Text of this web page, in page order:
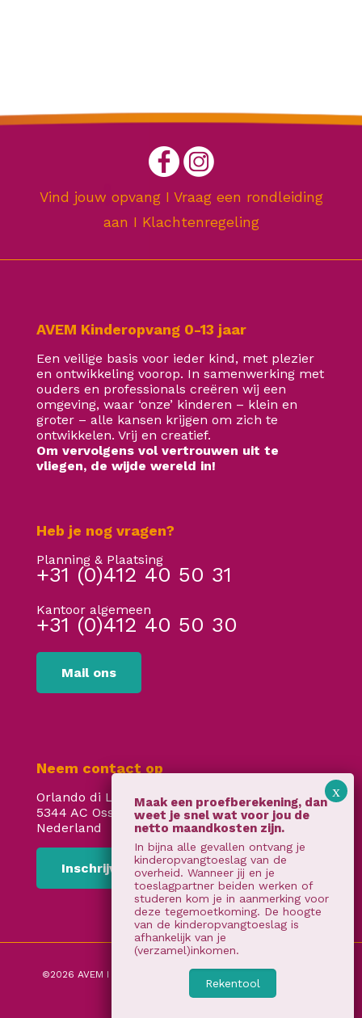
Vind jouw opvangI Vraag een rondleiding
aan I Klachtenregeling
AVEM Kinderopvang 0-13 jaar
Een veilige basis voor ieder kind, met plezier
en ontwikkeling voorop. In samenwerking met
ouders en professionals creëren wij een
omgeving, waar ‘onze’ kinderen – klein en
groter – alle kansen krijgen om zich te
ontwikkelen. Vrij en creatief.
Om vervolgens vol vertrouwen uit te
vliegen, de wijde wereld in!
Heb je nog vragen?
Planning & Plaatsing
+31 (0)412 40 50 31
Kantoor algemeen
+31 (0)412 40 50 30
Mail ons
Neem contact op
Orlando di Lassostraat 24
5344 AC Oss
Nederland
Inschrijven
©2026 AVEM I Algemene voorwaarden privacy verklaring
In bijna alle gevallen ontvang je
kinderopvangtoeslag van de
overheid. Wanneer jij en je
toeslagpartner beiden werken of
studeren kom je in aanmerking voor
deze tegemoetkoming. De hoogte
van de kinderopvangtoeslag is
afhankelijk van je
(verzamel)inkomen.
Rekentool